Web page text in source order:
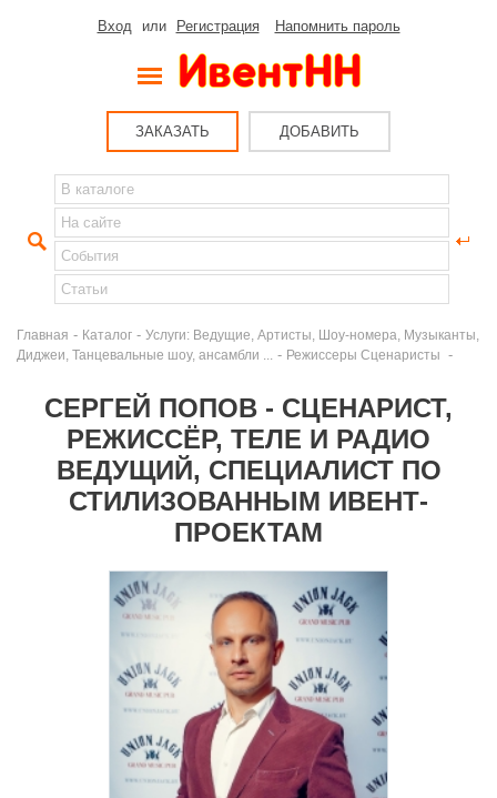
Вход или Регистрация Напомнить пароль
ЗАКАЗАТЬ ДОБАВИТЬ
Главная - Каталог - Услуги: Ведущие, Артисты, Шоу-номера, Музыканты,
Диджеи, Танцевальные шоу, ансамбли ...
- Режиссеры Сценаристы -
СЕРГЕЙ ПОПОВ - СЦЕНАРИСТ,
РЕЖИССЁР, ТЕЛЕ И РАДИО
ВЕДУЩИЙ, СПЕЦИАЛИСТ ПО
СТИЛИЗОВАННЫМ ИВЕНТ-
ПРОЕКТАМ